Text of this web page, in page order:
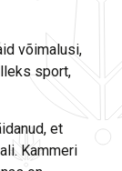
võimalusi,
sport,
et
Kammeri